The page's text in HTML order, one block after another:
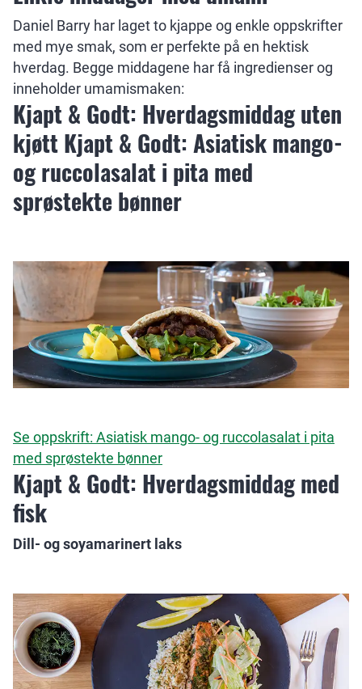
Daniel Barry har laget to kjappe og enkle oppskrifter
med mye smak, som er perfekte på en hektisk
hverdag. Begge middagene har få ingredienser og
inneholder umamismaken:
Kjapt & Godt: Hverdagsmiddag uten
kjøtt Kjapt & Godt: Asiatisk mango-
og ruccolasalat i pita med
sprøstekte bønner
Se oppskrift: Asiatisk mango- og ruccolasalat i pita
med sprøstekte bønner
Kjapt & Godt: Hverdagsmiddag med
fisk
Dill- og soyamarinert laks